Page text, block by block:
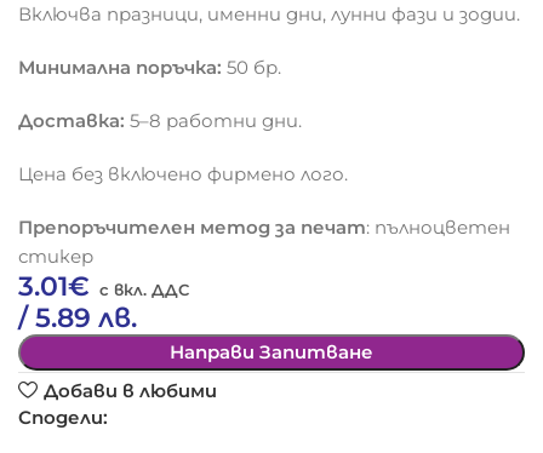
Включва празници, именни дни, лунни фази и зодии.
Минимална поръчка: 50 бр.
Доставка: 5–8 работни дни.
Цена без включено фирмено лого.
Препоръчителен метод за печат: пълноцветен
стикер
3.01€
/ 5.89 лв.
Направи Запитване
Добави в любими
Сподели: